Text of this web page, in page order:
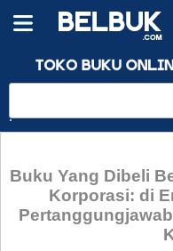
Buku Yang Dibeli
Korporasi: di